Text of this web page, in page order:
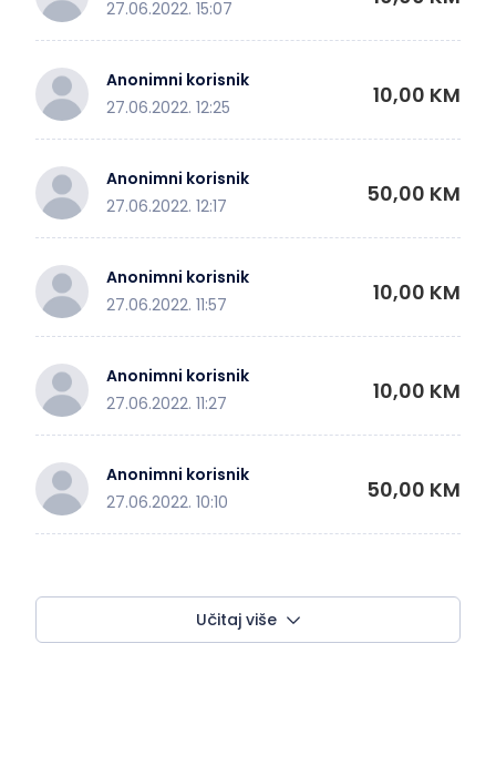
27.06.2022. 15:07
Anonimni korisnik
27.06.2022. 12:25
10,00 KM
Anonimni korisnik
27.06.2022. 12:17
50,00 KM
Anonimni korisnik
27.06.2022. 11:57
10,00 KM
Anonimni korisnik
27.06.2022. 11:27
10,00 KM
Anonimni korisnik
27.06.2022. 10:10
50,00 KM
Učitaj više